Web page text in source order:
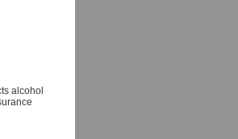
alcohol